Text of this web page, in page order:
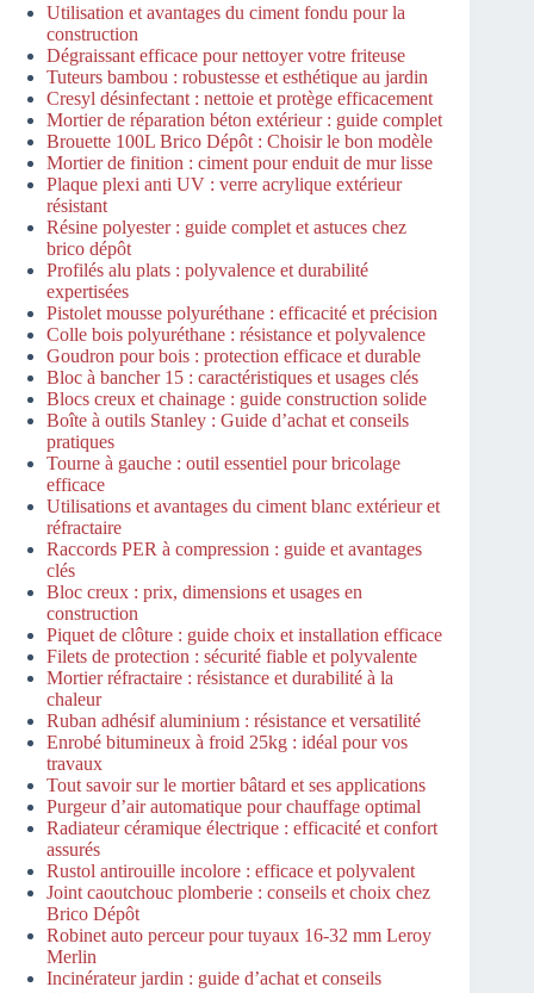
Utilisation et avantages du ciment fondu pour la
construction
Dégraissant efficace pour nettoyer votre friteuse
Tuteurs bambou : robustesse et esthétique au jardin
Cresyl désinfectant : nettoie et protège efficacement
Mortier de réparation béton extérieur : guide complet
Brouette 100L Brico Dépôt : Choisir le bon modèle
Mortier de finition : ciment pour enduit de mur lisse
Plaque plexi anti UV : verre acrylique extérieur
résistant
Résine polyester : guide complet et astuces chez
brico dépôt
Profilés alu plats : polyvalence et durabilité
expertisées
Pistolet mousse polyuréthane : efficacité et précision
Colle bois polyuréthane : résistance et polyvalence
Goudron pour bois : protection efficace et durable
Bloc à bancher 15 : caractéristiques et usages clés
Blocs creux et chainage : guide construction solide
Boîte à outils Stanley : Guide d’achat et conseils
pratiques
Tourne à gauche : outil essentiel pour bricolage
efficace
Utilisations et avantages du ciment blanc extérieur et
réfractaire
Raccords PER à compression : guide et avantages
clés
Bloc creux : prix, dimensions et usages en
construction
Piquet de clôture : guide choix et installation efficace
Filets de protection : sécurité fiable et polyvalente
Mortier réfractaire : résistance et durabilité à la
chaleur
Ruban adhésif aluminium : résistance et versatilité
Enrobé bitumineux à froid 25kg : idéal pour vos
travaux
Tout savoir sur le mortier bâtard et ses applications
Purgeur d’air automatique pour chauffage optimal
Radiateur céramique électrique : efficacité et confort
assurés
Rustol antirouille incolore : efficace et polyvalent
Joint caoutchouc plomberie : conseils et choix chez
Brico Dépôt
Robinet auto perceur pour tuyaux 16-32 mm Leroy
Merlin
Incinérateur jardin : guide d’achat et conseils